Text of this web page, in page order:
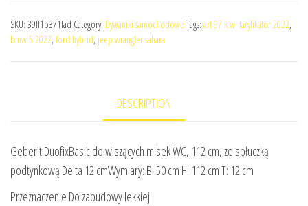
SKU: 39ff1b371fad Category: Dywaniki samochodowe Tags: art 97 k.w. taryfikator 2022,
bmw 5 2022, ford hybrid, jeep wrangler sahara
DESCRIPTION
Geberit DuofixBasic do wiszących misek WC, 112 cm, ze spłuczką
podtynkową Delta 12 cmWymiary: B: 50 cm H: 112 cm T: 12 cm
Przeznaczenie Do zabudowy lekkiej